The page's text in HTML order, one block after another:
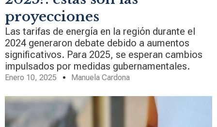
proyecciones
Las tarifas de energía en la región durante el
2024 generaron debate debido a aumentos
significativos. Para 2025, se esperan cambios
impulsados por medidas gubernamentales.
Enero 10, 2025 Manuela Cardona